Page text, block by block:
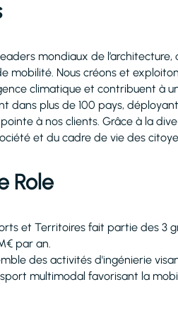
mondiaux de
mobilité. Nous créons et
climatique et contribuent à
dans plus de 100 pays,
à nos clients. Grâce à la
et du cadre de vie des
Role
et Territoires fait partie des 3
par an.
des activités d'ingénierie
multimodal favorisant la